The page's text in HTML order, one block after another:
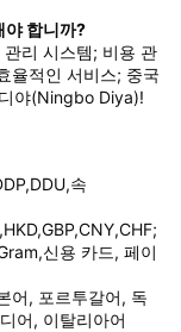
야 합니까?
리 시스템; 비용 관
율적인 서비스; 중국
야(Ningbo Diya)!
속
신용 카드, 페이
어, 포르투갈어, 독
어, 이탈리아어